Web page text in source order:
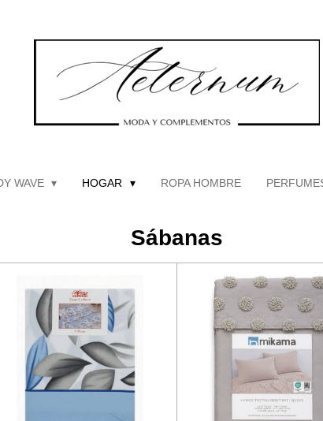
WAVE HOGAR ROPA HOMBRE
Sábanas